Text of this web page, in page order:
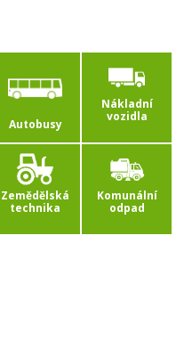
Autobusy
Nákladní
vozidla
Zemědělská
technika
Komunální
odpad